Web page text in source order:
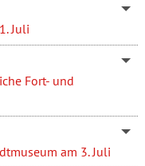
Juli
Fort- und
am 3. Juli